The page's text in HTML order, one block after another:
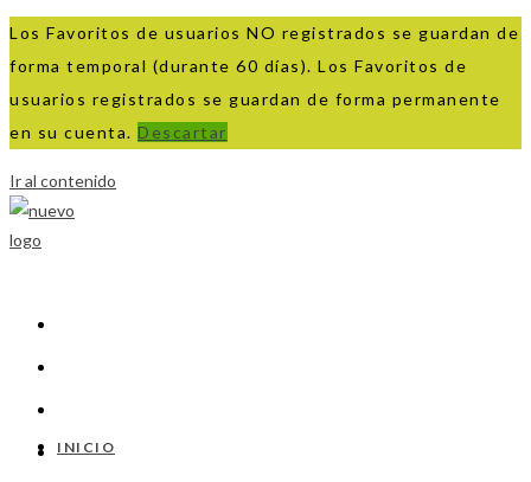
Los Favoritos de usuarios NO registrados se guardan de
forma temporal (durante 60 días). Los Favoritos de
usuarios registrados se guardan de forma permanente
en su cuenta. Descartar
Ir al contenido
INICIO